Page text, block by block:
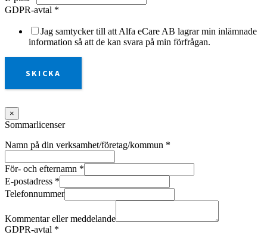
GDPR-avtal *
Jag samtycker till att Alfa eCare AB lagrar min inlämnade
information så att de kan svara på min förfrågan.
SKICKA
×
Sommarlicenser
Namn på din verksamhet/företag/kommun *
För- och efternamn *
E-postadress *
Telefonnummer
Kommentar eller meddelande
GDPR-avtal *